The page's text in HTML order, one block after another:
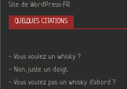
Site de WordPress-FR
QUELQUES CITATIONS
- Vous voulez un whisky ?
- Non, juste un doigt.
- Vous voulez pas un whisky d'abord ?